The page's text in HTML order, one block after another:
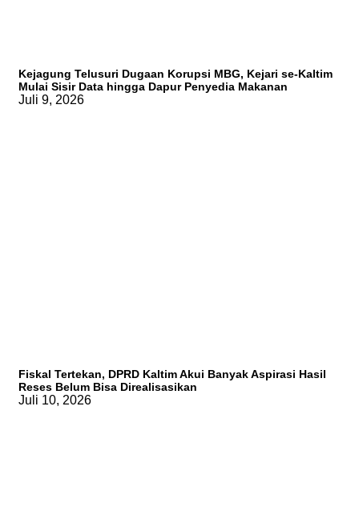
Kejagung Telusuri Dugaan Korupsi MBG, Kejari se-Kaltim
Mulai Sisir Data hingga Dapur Penyedia Makanan
Juli 9, 2026
Fiskal Tertekan, DPRD Kaltim Akui Banyak Aspirasi Hasil
Reses Belum Bisa Direalisasikan
Juli 10, 2026